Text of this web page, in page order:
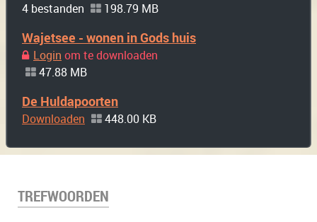
4 bestanden 198.79 MB
Wajetsee - wonen in Gods huis
Login om te downloaden
47.88 MB
De Huldapoorten
Downloaden 448.00 KB
TREFWOORDEN